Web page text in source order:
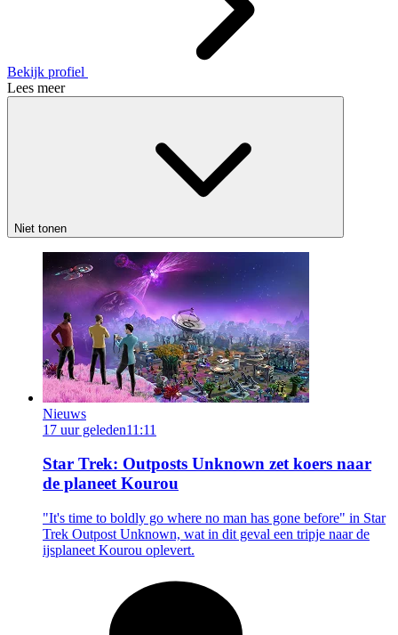
Bekijk profiel
Lees meer
Niet tonen
Nieuws
17 uur geleden11:11
Star Trek: Outposts Unknown zet koers naar
de planeet Kourou
"It's time to boldly go where no man has gone before" in Star
Trek Outpost Unknown, wat in dit geval een tripje naar de
ijsplaneet Kourou oplevert.